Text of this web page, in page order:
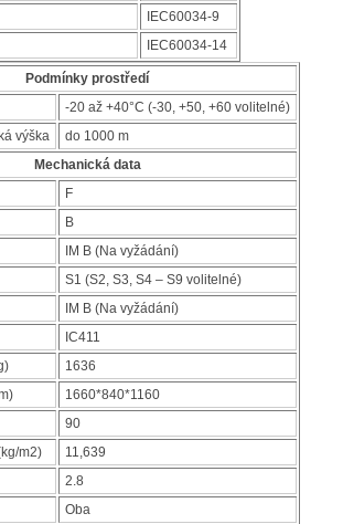
IEC60034-9
IEC60034-14
Podmínky prostředí
-20 až +40°C (-30, +50, +60 volitelné)
výška
do 1000 m
Mechanická data
F
B
IM B (Na vyžádání)
S1 (S2, S3, S4 – S9 volitelné)
IM B (Na vyžádání)
IC411
1636
1660*840*1160
90
m2)
11,639
2.8
Oba